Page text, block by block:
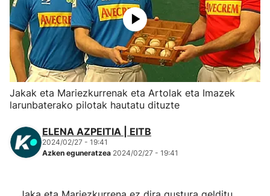
Herri-kirolak
Eskubaloia
Kirolak 360
Mendi-lasterketak
Jakak eta Mariezkurrenak eta Artolak eta Imazek
larunbaterako pilotak hautatu dituzte
ELENA AZPEITIA | EITB
2024/02/27 - 19:41
Azken eguneratzea 2024/02/27 - 19:41